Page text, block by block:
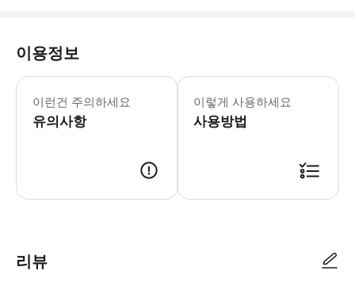
이용정보
이런건 주의하세요
유의사항
페리는 예기치 않은 악천후가 없는
이렇게 사용하세요
사용방법
리뷰